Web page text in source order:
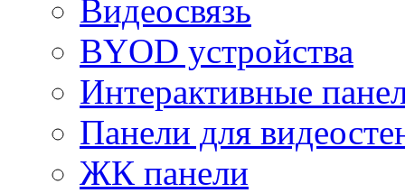
Видеосвязь
BYOD устройства
Интерактивные
Панели для
ЖК панели